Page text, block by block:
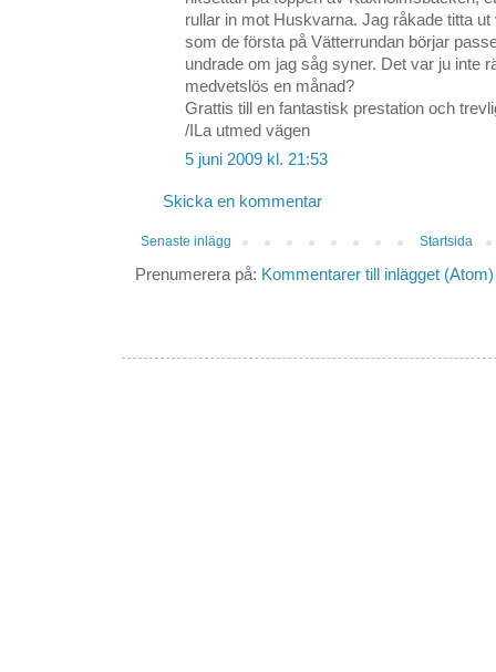
rullar in mot Huskvarna. Jag råkade titta
som de första på Vätterrundan börjar
undrade om jag såg syner. Det var ju inte
medvetslös en månad?
Grattis till en fantastisk prestation och
/ILa utmed vägen
5 juni 2009 kl. 21:53
Skicka en kommentar
Senaste inlägg Startsida
Prenumerera på: Kommentarer till inlägget (Atom)